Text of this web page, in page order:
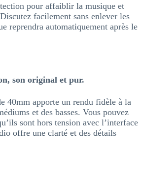
pour affaiblir la musique et
facilement sans enlever les
reprendra automatiquement après le
son original et pur.
40mm apporte un rendu fidèle à la
et des basses. Vous pouvez
sont hors tension avec l’interface
offre une clarté et des détails